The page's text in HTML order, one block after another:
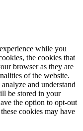
while you
the cookies that
browser as they are
of the website.
and understand
be stored in your
the option to opt-out
cookies may have